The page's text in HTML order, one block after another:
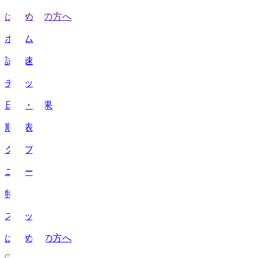
はじめての方へ
ホーム
試合速報
チケット
日程・結果
順位表
クラブ
ニュース
特集
スタッツ
はじめての方へ